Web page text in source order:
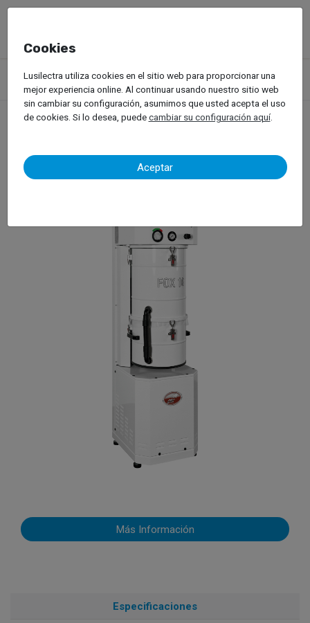
Productos Equipos de Taller
Pintura Automóvil
Sistemas de Extracción de Polvo
Cavitaly – Fox
Cavitaly – Fox
Más Información
Especificaciones
Cookies
Lusilectra utiliza cookies en el sitio web para proporcionar una
mejor experiencia online. Al continuar usando nuestro sitio web
sin cambiar su configuración, asumimos que usted acepta el uso
de cookies. Si lo desea, puedecambiar su configuración aquí.
Aceptar